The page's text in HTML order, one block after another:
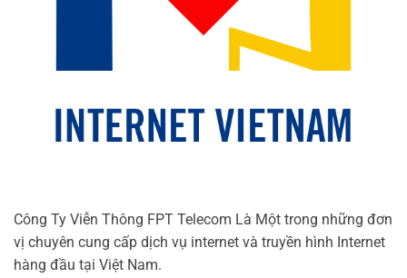
Công Ty Viễn Thông FPT Telecom Là Một trong những đơn
vị chuyên cung cấp dịch vụ internet và truyền hình Internet
hàng đầu tại Việt Nam.